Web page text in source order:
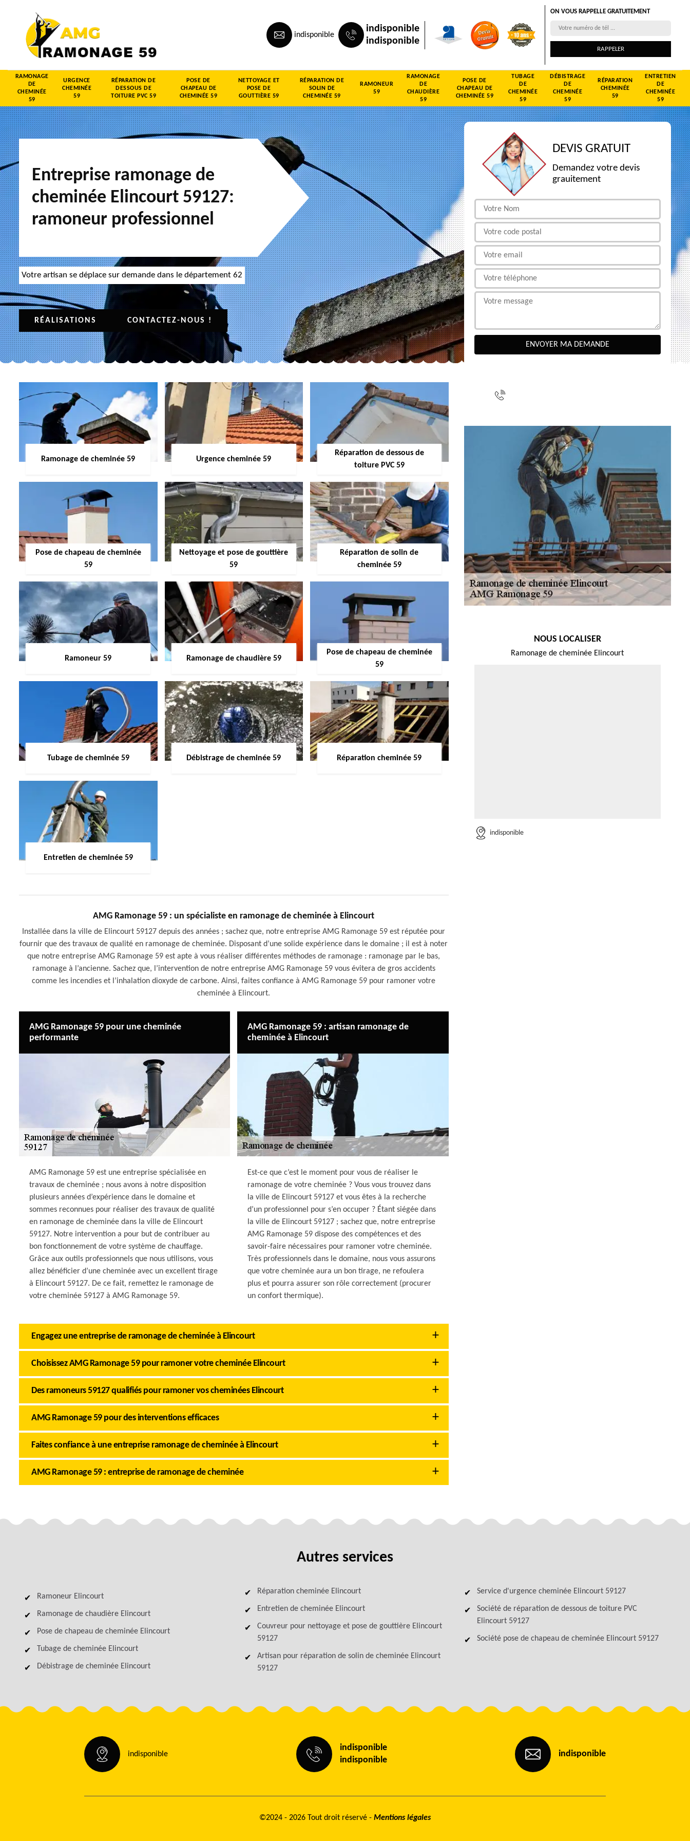
indisponible
indisponible
indisponible
ON VOUS RAPPELLE GRATUITEMENT
RAMONAGE
DE
CHEMINÉE
59
URGENCE
CHEMINÉE
59
RÉPARATION DE
DESSOUS DE
TOITURE PVC 59
POSE DE
CHAPEAU DE
CHEMINÉE 59
NETTOYAGE ET
POSE DE
GOUTTIÈRE 59
RÉPARATION DE
SOLIN DE
CHEMINÉE 59
RAMONEUR
59
RAMONAGE
DE
CHAUDIÈRE
59
POSE DE
CHAPEAU DE
CHEMINÉE 59
TUBAGE
DE
CHEMINÉE
59
DÉBISTRAGE
DE
CHEMINÉE
59
RÉPARATION
CHEMINÉE
59
ENTRETIEN
DE
CHEMINÉE
59
Entreprise ramonage de
cheminée Elincourt 59127:
ramoneur professionnel
Votre artisan se déplace sur demande dans le département 62
RÉALISATIONS CONTACTEZ-NOUS !
Ramonage de cheminée 59 Urgence cheminée 59
Réparation de dessous de
toiture PVC 59
Pose de chapeau de cheminée
59
Nettoyage et pose de gouttière
59
Réparation de solin de
cheminée 59
Ramoneur 59 Ramonage de chaudière 59
Pose de chapeau de cheminée
59
Tubage de cheminée 59 Débistrage de cheminée 59 Réparation cheminée 59
Entretien de cheminée 59
AMG Ramonage 59 : un spécialiste en ramonage de cheminée à Elincourt
Installée dans la ville de Elincourt 59127 depuis des années ; sachez que, notre entreprise AMG Ramonage 59 est réputée pour
fournir que des travaux de qualité en ramonage de cheminée. Disposant d’une solide expérience dans le domaine ; il est à noter
que notre entreprise AMG Ramonage 59 est apte à vous réaliser différentes méthodes de ramonage : ramonage par le bas,
ramonage à l’ancienne. Sachez que, l’intervention de notre entreprise AMG Ramonage 59 vous évitera de gros accidents
comme les incendies et l’inhalation dioxyde de carbone. Ainsi, faites confiance à AMG Ramonage 59 pour ramoner votre
cheminée à Elincourt.
AMG Ramonage 59 pour une cheminée
performante
AMG Ramonage 59 est une entreprise spécialisée en
travaux de cheminée ; nous avons à notre disposition
plusieurs années d’expérience dans le domaine et
sommes reconnues pour réaliser des travaux de qualité
en ramonage de cheminée dans la ville de Elincourt
59127. Notre intervention a pour but de contribuer au
bon fonctionnement de votre système de chauffage.
Grâce aux outils professionnels que nous utilisons, vous
allez bénéficier d’une cheminée avec un excellent tirage
à Elincourt 59127. De ce fait, remettez le ramonage de
votre cheminée 59127 à AMG Ramonage 59.
AMG Ramonage 59 : artisan ramonage de
cheminée à Elincourt
Est-ce que c’est le moment pour vous de réaliser le
ramonage de votre cheminée ? Vous vous trouvez dans
la ville de Elincourt 59127 et vous êtes à la recherche
d’un professionnel pour s’en occuper ? Étant siégée dans
la ville de Elincourt 59127 ; sachez que, notre entreprise
AMG Ramonage 59 dispose des compétences et des
savoir-faire nécessaires pour ramoner votre cheminée.
Très professionnels dans le domaine, nous vous assurons
que votre cheminée aura un bon tirage, ne refoulera
plus et pourra assurer son rôle correctement (procurer
un confort thermique).
Engagez une entreprise de ramonage de cheminée à Elincourt
Choisissez AMG Ramonage 59 pour ramoner votre cheminée Elincourt
Des ramoneurs 59127 qualifiés pour ramoner vos cheminées Elincourt
AMG Ramonage 59 pour des interventions efficaces
Faites confiance à une entreprise ramonage de cheminée à Elincourt
AMG Ramonage 59 : entreprise de ramonage de cheminée
DEVIS GRATUIT
Demandez votre devis
grauitement
NOUS LOCALISER
Ramonage de cheminée Elincourt
indisponible
Autres services
Ramoneur Elincourt
Ramonage de chaudière Elincourt
Pose de chapeau de cheminée Elincourt
Tubage de cheminée Elincourt
Débistrage de cheminée Elincourt
Réparation cheminée Elincourt
Entretien de cheminée Elincourt
Couvreur pour nettoyage et pose de gouttière Elincourt
59127
Artisan pour réparation de solin de cheminée Elincourt
59127
Service d'urgence cheminée Elincourt 59127
Société de réparation de dessous de toiture PVC
Elincourt 59127
Société pose de chapeau de cheminée Elincourt 59127
indisponible
indisponible
indisponible
indisponible
©2024 - 2026 Tout droit réservé - Mentions légales